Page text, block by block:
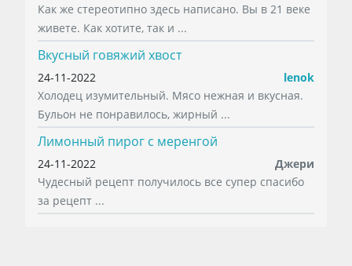
Как же стереотипно здесь написано. Вы в 21 веке
живете. Как хотите, так и ...
Вкусный говяжий хвост
24-11-2022
lenok
Холодец изумительный. Мясо нежная и вкусная.
Бульон не понравилось, жирный ...
Лимонный пирог с меренгой
24-11-2022
Джери
Чудесный рецепт получилось все супер спасибо
за рецепт ...